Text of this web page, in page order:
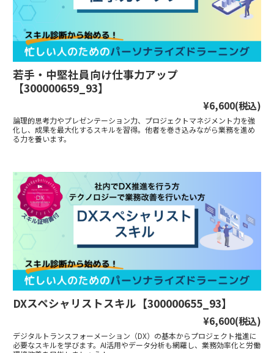
若手・中堅社員向け仕事力アップ
【300000659_93】
¥6,600(税込)
論理的思考力やプレゼンテーション力、プロジェクトマネジメント力を強
化し、成果を最大化するスキルを習得。他者を巻き込みながら業務を進め
る力を養います。
DXスペシャリストスキル【300000655_93】
¥6,600(税込)
デジタルトランスフォーメーション（DX）の基本からプロジェクト推進に
必要なスキルを学びます。AI活用やデータ分析も網羅し、業務効率化と労働